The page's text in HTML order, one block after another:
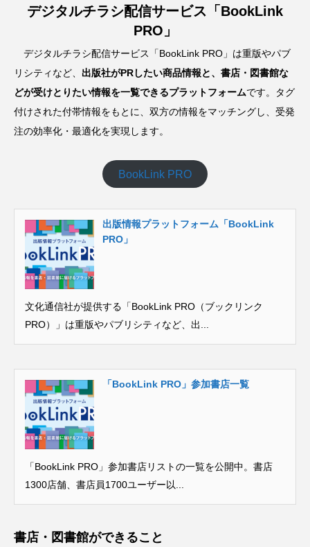
デジタルチラシ配信サービス「BookLink
PRO」
デジタルチラシ配信サービス「BookLink PRO」は重版やパブ
リシティなど、 出版社がPRしたい商品情報と、書店・図書館な
どが受けとりたい情報を一覧できるプラットフォームです。タグ
付けされた付帯情報をもとに、双方の情報をマッチングし、受発
注の効率化・最適化を実現します。
BookLink PRO
出版情報プラットフォーム「BookLink
PRO」
文化通信社が提供する「BookLink PRO（ブックリンク
PRO）」は重版やパブリシティなど、出...
「BookLink PRO」参加書店一覧
「BookLink PRO」参加書店リストの一覧を公開中。書店
1300店舗、書店員1700ユーザー以...
書店・図書館ができること